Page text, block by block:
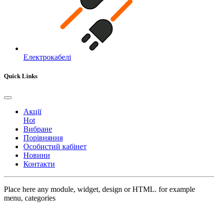
Електрокабелі
Quick Links
Акції
Hot
Вибране
Порівняння
Особистий кабінет
Новини
Контакти
Place here any module, widget, design or HTML. for example
menu, categories